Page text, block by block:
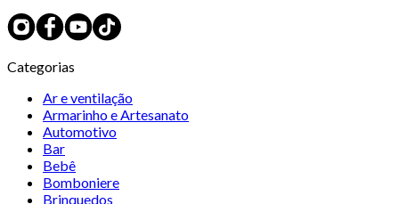
Categorias
Ar e ventilação
Armarinho e Artesanato
Automotivo
Bar
Bebê
Bomboniere
Brinquedos